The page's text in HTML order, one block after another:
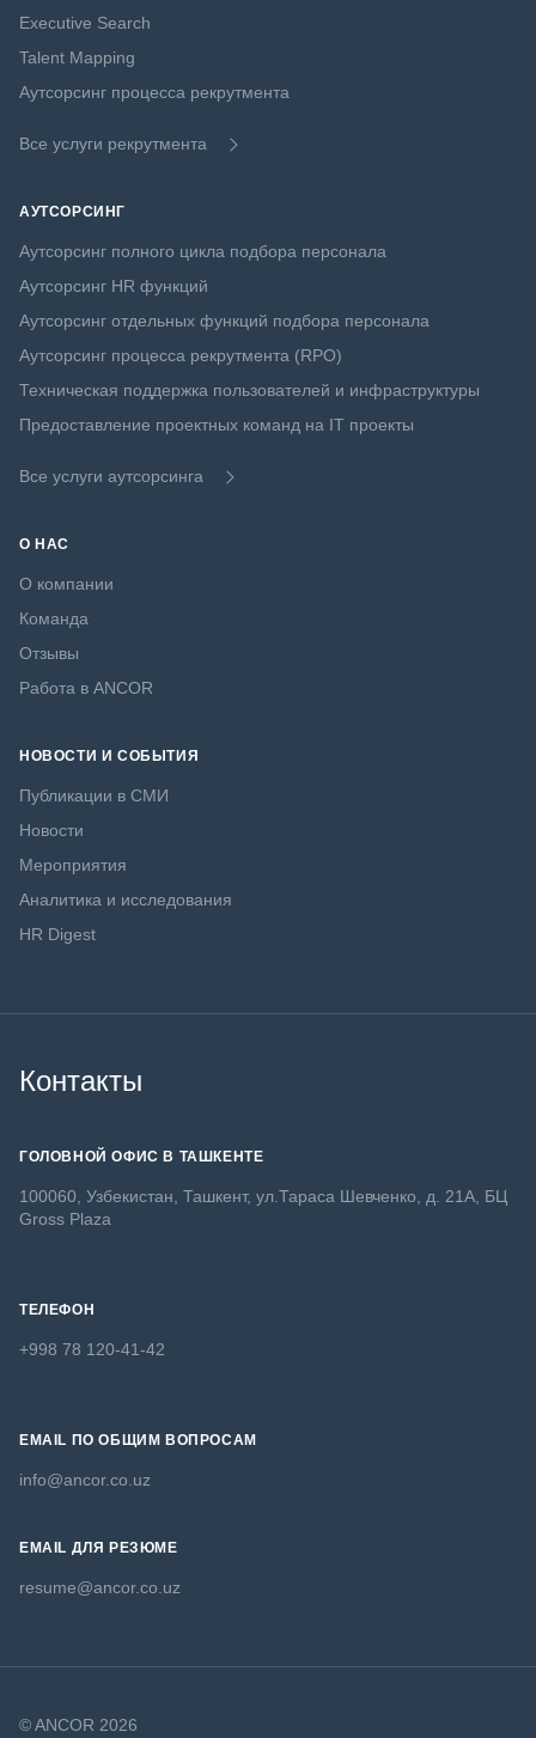
Executive Search
Talent Mapping
Аутсорсинг процесса рекрутмента
Все услуги рекрутмента
АУТСОРСИНГ
Аутсорсинг полного цикла подбора персонала
Аутсорсинг HR функций
Аутсорсинг отдельных функций подбора персонала
Аутсорсинг процесса рекрутмента (RPO)
Техническая поддержка пользователей и инфраструктуры
Предоставление проектных команд на IT проекты
Все услуги аутсорсинга
О НАС
О компании
Команда
Отзывы
Работа в ANCOR
НОВОСТИ И СОБЫТИЯ
Публикации в СМИ
Новости
Мероприятия
Аналитика и исследования
HR Digest
Контакты
ГОЛОВНОЙ ОФИС В ТАШКЕНТЕ
100060, Узбекистан, Ташкент, ул.Тараса Шевченко, д. 21А, БЦ
Gross Plaza
ТЕЛЕФОН
+998 78 120-41-42
EMAIL ПО ОБЩИМ ВОПРОСАМ
info@ancor.co.uz
EMAIL ДЛЯ РЕЗЮМЕ
resume@ancor.co.uz
© ANCOR 2026